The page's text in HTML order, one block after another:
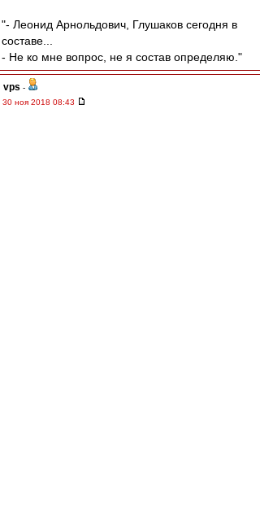
"- Леонид Арнольдович, Глушаков сегодня в
составе...
- Не ко мне вопрос, не я состав определяю."
vps -
30 ноя 2018 08:43